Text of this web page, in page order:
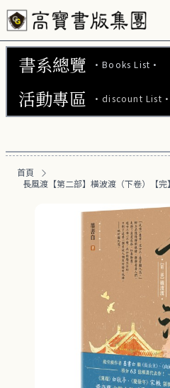
書系總覽 ·Books List·
文學小說 (737)
商業財經 (101)
醫療保健 (54)
親子教養 (14)
人文史哲 (74)
活動專區 ·discount List·
【2本7折】高寶小說系列
【2套7折】高寶小說系
【66折】高寶小說系列全
首頁
長風渡【第二部】橫波渡（下卷）【